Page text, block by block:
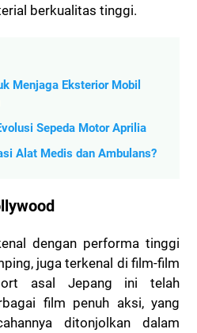
berkualitas tinggi.
Menjaga Eksterior Mobil
Sepeda Motor Aprilia
Alat Medis dan Ambulans?
dengan performa tinggi
juga terkenal di film-film
asal Jepang ini telah
film penuh aksi, yang
ditonjolkan dalam